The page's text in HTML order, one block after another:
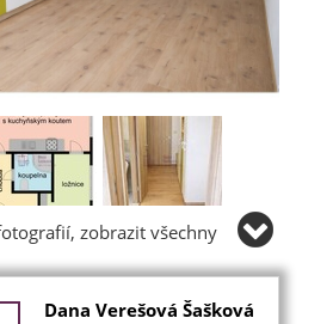
zobrazit všechny
Dana Verešová Šašková